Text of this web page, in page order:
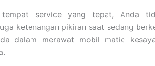
tempat service yang tepat, Anda
ketenangan pikiran saat sedang
dalam merawat mobil matic